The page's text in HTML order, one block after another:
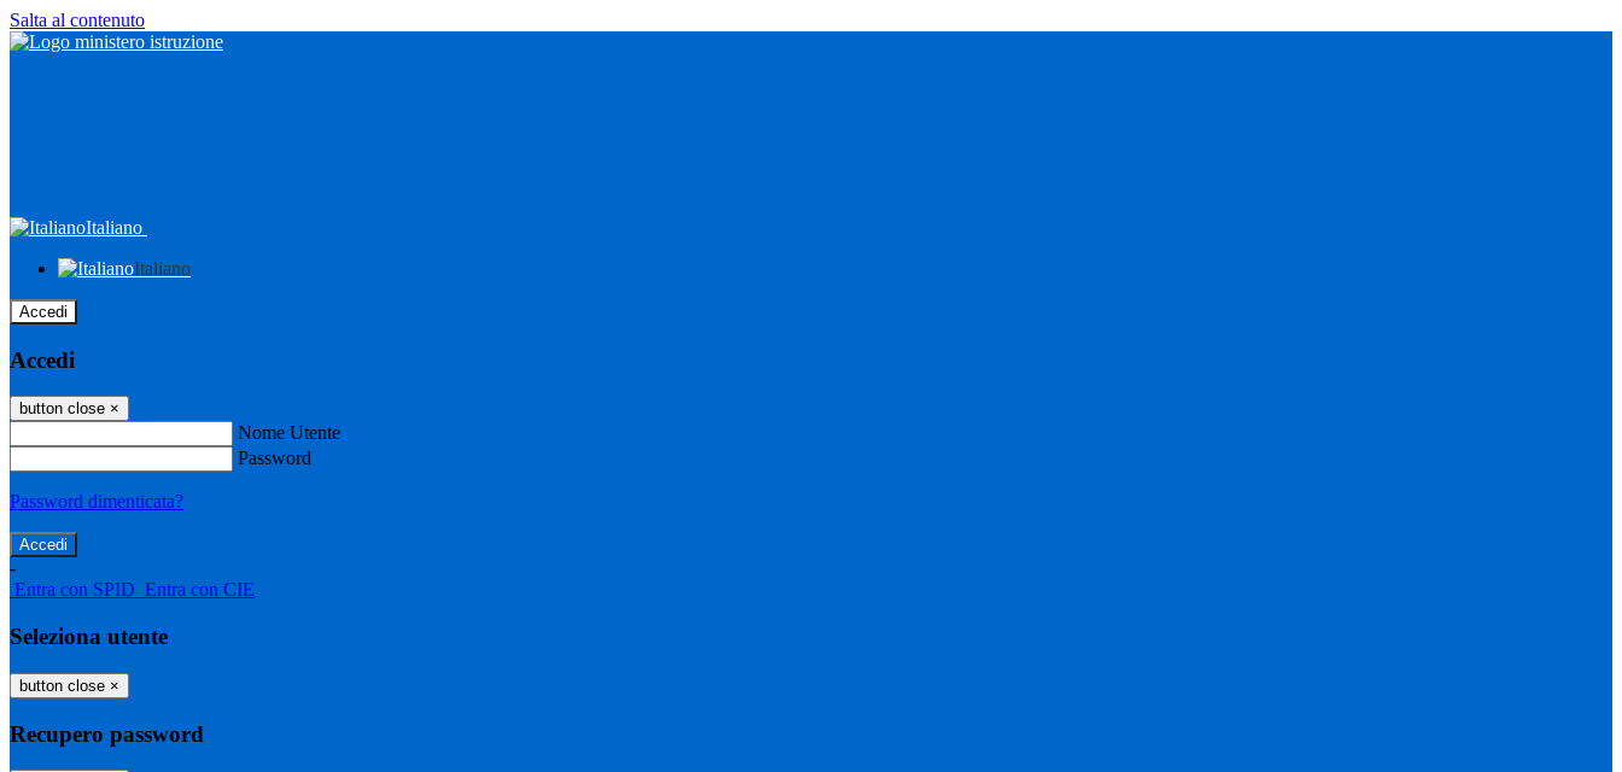
Salta al contenuto
Italiano
Italiano
Accedi
Accedi
button close ×
Nome Utente
Password
Password dimenticata?
-
Entra con SPID Entra con CIE
Seleziona utente
button close ×
Recupero password